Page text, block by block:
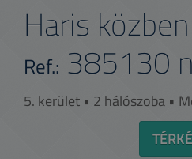
Haris
Ref.: 385130
5. kerület • 2 hálószoba •